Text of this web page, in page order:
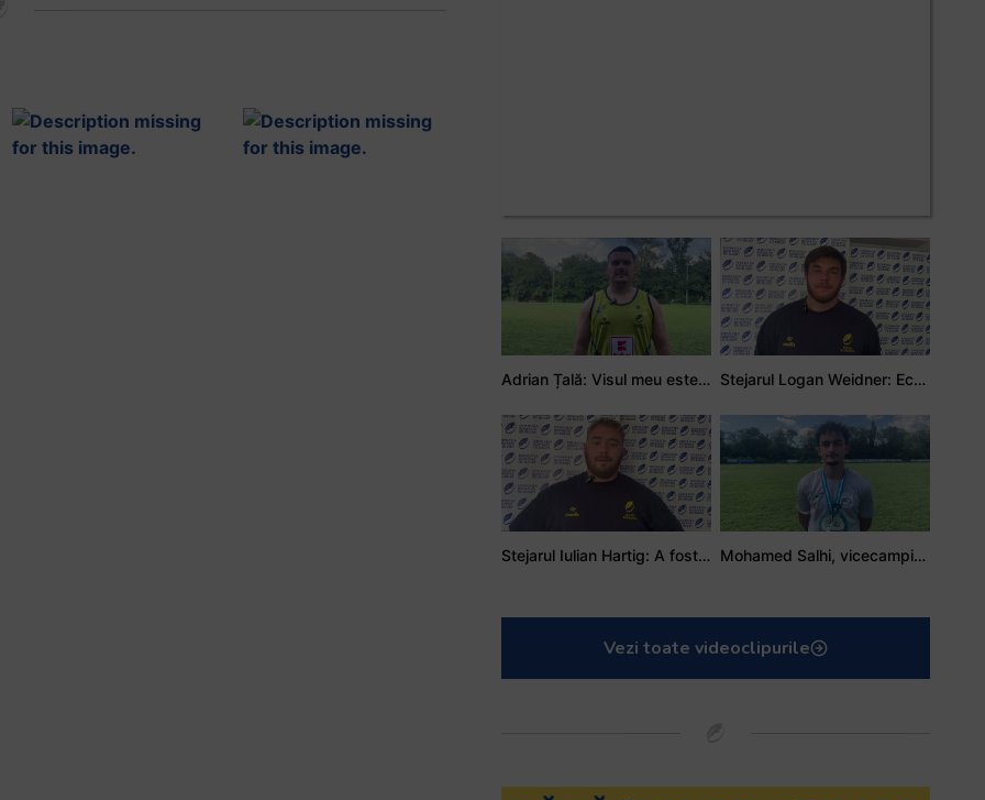
Adrian Țală: Visul meu este să debutez pentru România Stejarul Logan Weidner: Echipa a muncit mult, iar asta se va vedea în meciurile de la Nations Cup
Stejarul Iulian Hartig: A fost un turneu care a unit mai mult echipa Mohamed Salhi, vicecampion național juniori I: Rugby-ul te învață să accepți și înfrângerile
Vezi toate videoclipurile